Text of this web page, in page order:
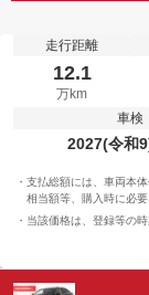
走行距離
12.1
万km
車検
2027(令和
支払総額には、車両本
相当額等、購入時に必
当該価格は、登録等の